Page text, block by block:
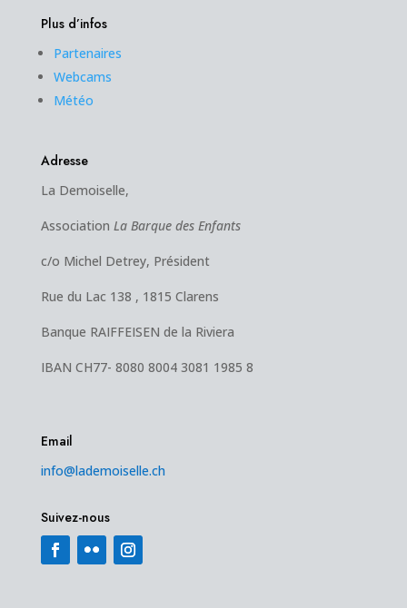
Plus d’infos
Partenaires
Webcams
Météo
Adresse
La Demoiselle,
Association La Barque des Enfants
c/o Michel Detrey, Président
Rue du Lac 138 , 1815 Clarens
Banque RAIFFEISEN de la Riviera
IBAN CH77- 8080 8004 3081 1985 8
Email
info@lademoiselle.ch
Suivez-nous